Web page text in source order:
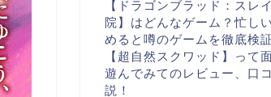
【ドラゴンブラッド：スレ
院】はどんなゲーム？忙し
めると噂のゲームを徹底検証
【超自然スクワッド】って
遊んでみてのレビュー、口
説！